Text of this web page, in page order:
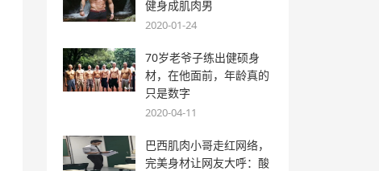
健身成肌肉男
2020-01-24
70岁老爷子练出健硕身
材，在他面前，年龄真的
只是数字
2020-04-11
巴西肌肉小哥走红网络，
完美身材让网友大呼：酸